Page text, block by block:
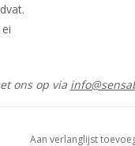
ons op via
Aan verlanglijst